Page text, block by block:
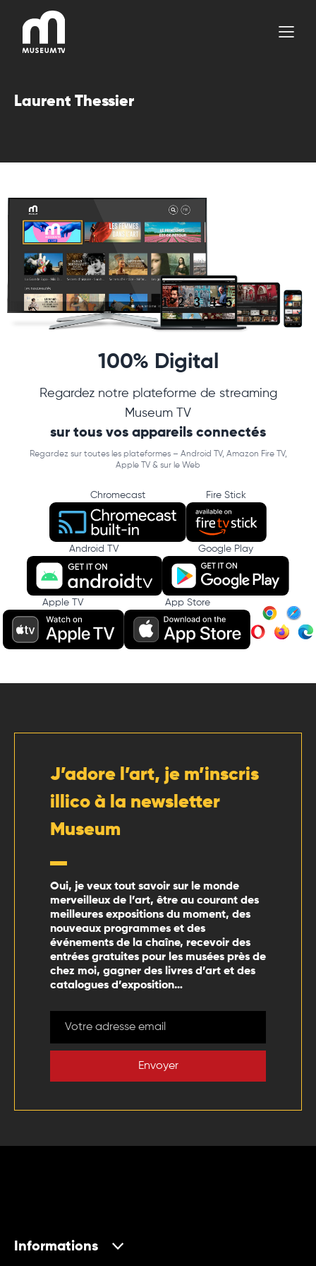
contenu
Laurent Thessier
100% Digital
Regardez notre plateforme de streaming
Museum TV
sur tous vos appareils connectés
Regardez sur toutes les plateformes – Android TV, Amazon Fire TV,
Apple TV & sur le Web
Chromecast Fire Stick
Android TV Google Play
Apple TV App Store
J’adore l’art, je m’inscris
illico à la newsletter
Museum
Oui, je veux tout savoir sur le monde
merveilleux de l’art, être au courant des
meilleures expositions du moment, des
nouveaux programmes et des
événements de la chaîne, recevoir des
entrées gratuites pour les musées près de
chez moi, gagner des livres d’art et des
catalogues d’exposition…
Envoyer
Informations